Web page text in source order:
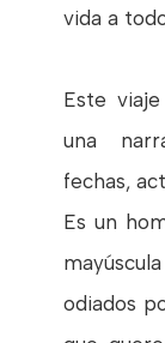
vida a
Este
una
fechas,
Es un
odiados